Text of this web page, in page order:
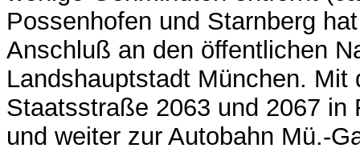
Possenhofen und Starnberg
Anschluß an den öffentlichen
Landshauptstadt München. Mit
Staatsstraße 2063 und 2067 in
und weiter zur Autobahn Mü.-